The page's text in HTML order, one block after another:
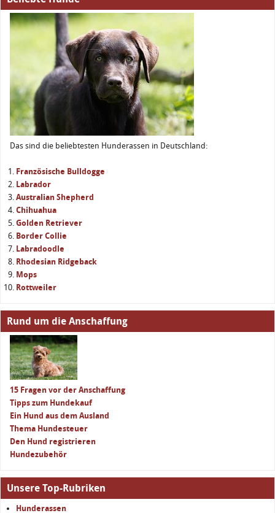
Das sind die beliebtesten Hunderassen in Deutschland:
Französische Bulldogge
Labrador
Australian Shepherd
Chihuahua
Golden Retriever
Border Collie
Labradoodle
Rhodesian Ridgeback
Mops
Rottweiler
Rund um die Anschaffung
15 Fragen vor der Anschaffung
Tipps zum Hundekauf
Ein Hund aus dem Ausland
Thema Hundesteuer
Den Hund registrieren
Hundezubehör
Unsere Top-Rubriken
Hunderassen